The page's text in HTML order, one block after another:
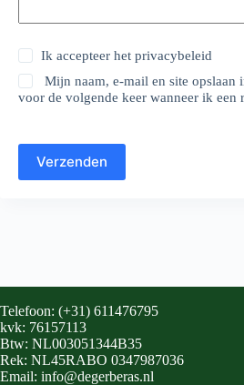
Ik accepteer hetprivacybeleid
Mijn naam, e-mail en site opslaan
voor de volgende keer wanneer ik een
Verzenden
Telefoon: (+31) 611476795
kvk: 76157113
Btw: NL003051344B35
Rek: NL45RABO 0347987036
Email: info@degerberas.nl